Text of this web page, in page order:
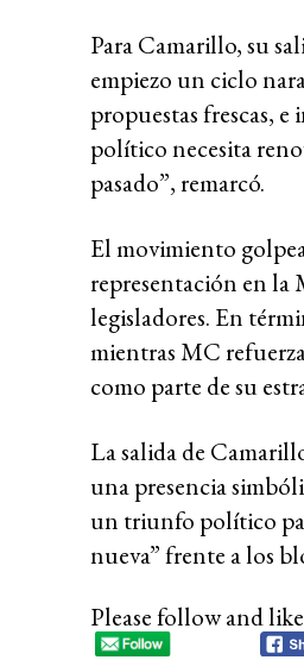
Para Camarillo, su
empiezo un ciclo
propuestas frescas,
político necesita
pasado”, remarcó.
El movimiento
representación en la
legisladores. En
mientras MC
como parte de su
La salida de
una presencia
un triunfo político
nueva” frente a los
Please follow and